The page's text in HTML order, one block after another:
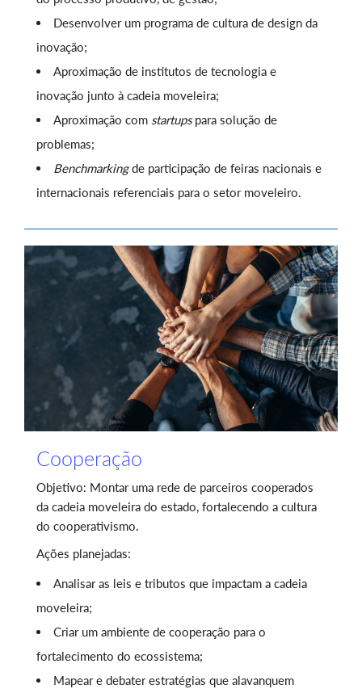
Desenvolver um programa de cultura de design da
inovação;
Aproximação de institutos de tecnologia e
inovação junto à cadeia moveleira;
Aproximação com startupspara solução de
problemas;
Benchmarkingde participação de feiras nacionais e
internacionais referenciais para o setor moveleiro.
Cooperação
Objetivo: Montar uma rede de parceiros cooperados
da cadeia moveleira do estado, fortalecendo a cultura
do cooperativismo.
Ações planejadas:
Analisar as leis e tributos que impactam a cadeia
moveleira;
Criar um ambiente de cooperação para o
fortalecimento do ecossistema;
Mapear e debater estratégias que alavanquem